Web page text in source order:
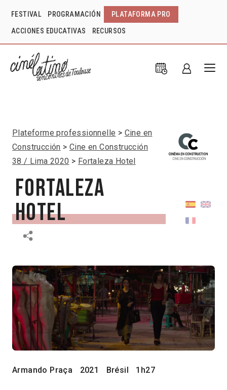
FESTIVAL PROGRAMACIÓN PLATAFORMA PRO
ACCIONES EDUCATIVAS RECURSOS
Plateforme professionnelle
Cine en
Construcción
Cine en Construcción
38 / Lima 2020
Fortaleza Hotel
Fortaleza
Hotel
Armando Praça 2021 Brésil 1h27